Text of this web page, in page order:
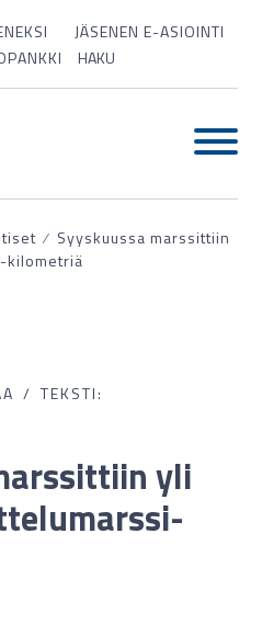
JÄSENEN E-ASIOINTI
HAKU
⁄ Syyskuussa marssittiin
kilometriä
TEKSTI:
yli